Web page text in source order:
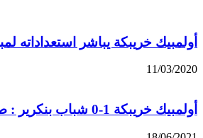
أولمبيك خريبكة يباشر استعداداته
11/03/2020
أولمبيك خريبكة 1-0 شباب بنكرير : صـــور